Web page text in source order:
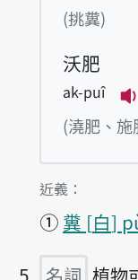
(挑糞)
沃肥
ak-puî
(澆肥、施
第4項釋義的
近義：
① 糞 白
名詞 植物